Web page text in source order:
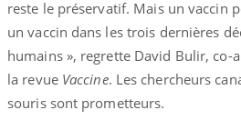
reste le préservatif. Mais un vaccin
un vaccin dans les trois dernières
humains », regrette David Bulir, co-
la revue Vaccine. Les chercheurs
souris sont prometteurs.